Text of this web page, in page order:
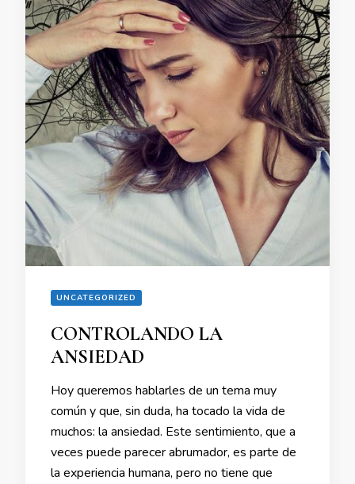
UNCATEGORIZED
CONTROLANDO LA
ANSIEDAD
Hoy queremos hablarles de un tema muy
común y que, sin duda, ha tocado la vida de
muchos: la ansiedad. Este sentimiento, que a
veces puede parecer abrumador, es parte de
la experiencia humana, pero no tiene que